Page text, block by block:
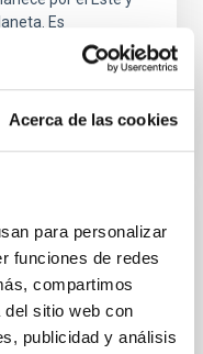
Acerca de las cookies
para personalizar
funciones de redes
compartimos
del sitio web con
publicidad y análisis
Es
en 44 de
incluidos los